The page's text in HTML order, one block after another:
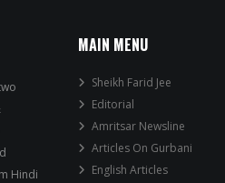
Hindi
MAIN MENU
Sheikh Farid Jee
Editorial
Amritsar Newsline
Articles On Gurbani
English Articles